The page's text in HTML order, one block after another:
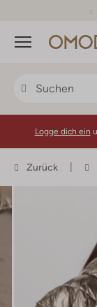
Menü
Logge dich ein
Zurück